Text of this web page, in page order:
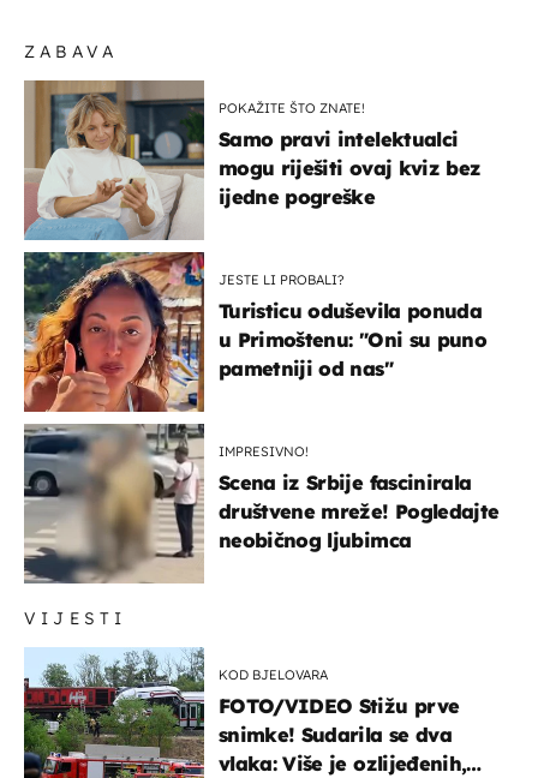
VIJESTI
KOD BJELOVARA
FOTO/VIDEO Stižu prve
snimke! Sudarila se dva
vlaka: Više je ozlijeđenih,
ZABAVA
POKAŽITE ŠTO ZNATE!
Samo pravi intelektualci
mogu riješiti ovaj kviz bez
ijedne pogreške
JESTE LI PROBALI?
Turisticu oduševila ponuda
u Primoštenu: "Oni su puno
pametniji od nas"
IMPRESIVNO!
Scena iz Srbije fascinirala
društvene mreže! Pogledajte
neobičnog ljubimca